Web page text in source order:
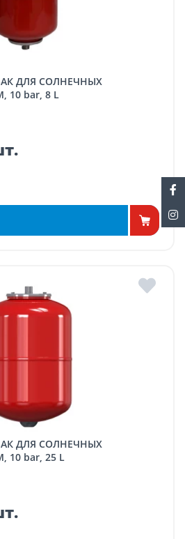
10 bar, 8 L
10 bar, 25 L